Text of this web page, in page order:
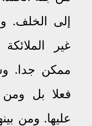
إلى الخلف.
غير
ممكن جدا .
فعلا بل
عليها. ومن